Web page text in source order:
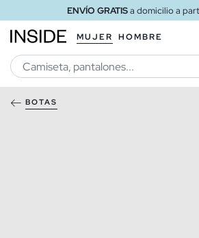
ENVÍO GRATISa domicilio a
MUJER HOMBRE
BOTAS